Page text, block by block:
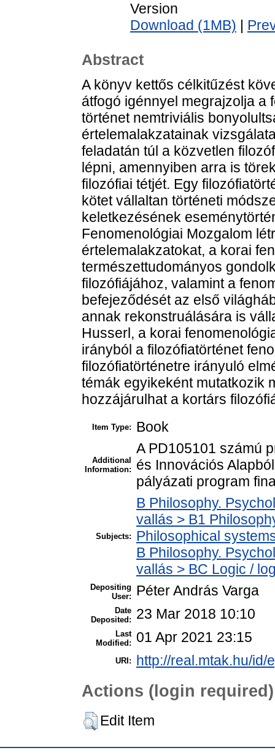
Version
Download (1MB)
Abstract
A könyv kettős célkitűzést
átfogó igénnyel megrajzolja a
történet nemtriviális
értelemalakzatainak
feladatán túl a közvetlen
lépni, amennyiben arra is
filozófiai tétjét. Egy
kötet vállaltan történeti
keletkezésének
Fenomenológiai Mozgalom
értelemalakzatokat, a korai
természettudományos
filozófiájához, valamint a
befejeződését az első
annak rekonstruálására is
Husserl, a korai
irányból a filozófiatörténet
filozófiatörténetre irányuló
témák egyikeként mutatkozik
hozzájárulhat a kortárs
Item Type: Book
Additional
Information:
A PD105101 számú
és Innovációs
pályázati program
Subjects:
B Philosophy.
vallás > B1
Philosophical
B Philosophy.
vallás > BC Logic /
Depositing
User:
Péter András Varga
Date
Deposited:
23 Mar 2018 10:10
Last
Modified:
01 Apr 2021 23:15
URI: http://real.mtak.hu/id/
Actions (login required)
Edit Item